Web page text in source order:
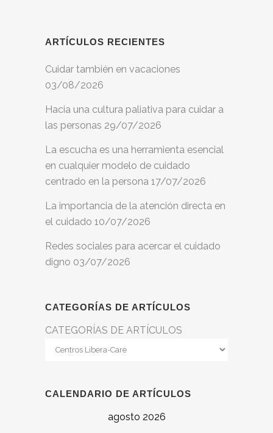
ARTÍCULOS RECIENTES
Cuidar también en vacaciones
03/08/2026
Hacia una cultura paliativa para cuidar a
las personas 29/07/2026
La escucha es una herramienta esencial
en cualquier modelo de cuidado
centrado en la persona 17/07/2026
La importancia de la atención directa en
el cuidado 10/07/2026
Redes sociales para acercar el cuidado
digno 03/07/2026
CATEGORÍAS DE ARTÍCULOS
CATEGORÍAS DE ARTÍCULOS
CALENDARIO DE ARTÍCULOS
agosto 2026